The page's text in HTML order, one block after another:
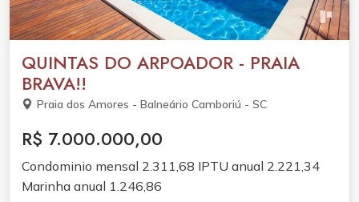
QUINTAS DO ARPOADOR - PRAIA
BRAVA!!
Praia dos Amores - Balneário Camboriú - SC
R$ 7.000.000,00
Condominio mensal 2.311,68 IPTU anual 2.221,34
Marinha anual 1.246,86